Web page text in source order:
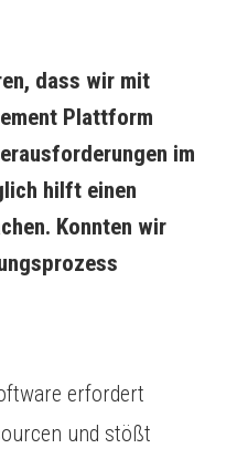
dass wir mit
Plattform
im
hilft einen
Konnten wir
erfordert
und stößt